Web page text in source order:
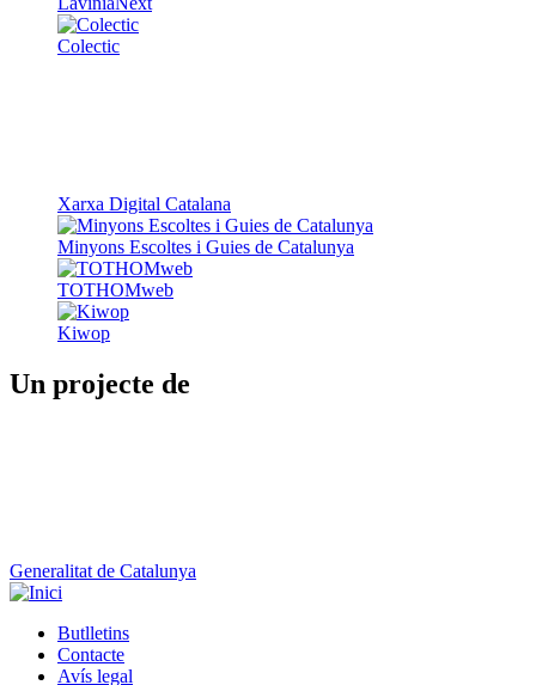
Kiwop
Un projecte de
Avís legal
Política de cookies
Mapa web
Declaració d'accessibilitat